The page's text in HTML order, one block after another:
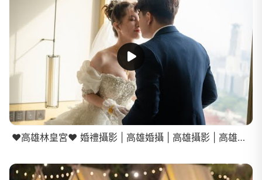
❤️高雄林皇宮❤️ 婚禮攝影 | 高雄婚攝 | 高雄攝影 | 高雄婚禮紀錄